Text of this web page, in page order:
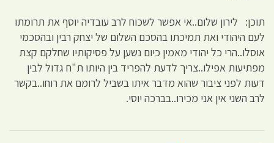
תוכן: לירון שלום..אי אפשר לשכוח לרב עובדיה יוסף את תרומתו
לעם היהודי ואת תמיכתו בהסכם השלום של יצחק רבין ובהסכמי
אוסלו..הרי כל יהודי מאמין כיום נשען על פסיקותיו שחלקם קצת
מפתיעות אפילו..צריך לדעת להפריד בין היותו ת"ח גדול לבין
דעות לפני ציבור שהוא מדבר איתו בשביל לרומם את רוחו..בקשר
לרב השני אין אני מכירו..בברכה יוסי.